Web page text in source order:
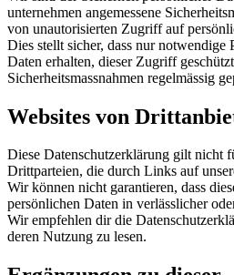
unternehmen angemessene
von unautorisierten Zugriff auf
Dies stellt sicher, dass nur notwendige
Daten erhalten, dieser Zugriff
Sicherheitsmassnahmen regelmässig
Websites von
Diese Datenschutzerklärung gilt nicht
Drittparteien, die durch Links auf
Wir können nicht garantieren, dass
persönlichen Daten in verlässlicher
Wir empfehlen dir die
deren Nutzung zu lesen.